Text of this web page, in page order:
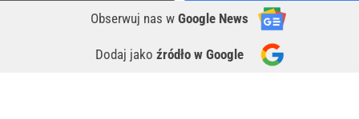
Obserwuj nas w Google News
Dodaj jako źródło w Google